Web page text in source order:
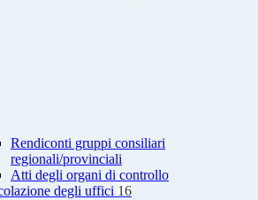
Rendiconti gruppi consiliari
regionali/provinciali
Atti degli organi di controllo
degli uffici 16